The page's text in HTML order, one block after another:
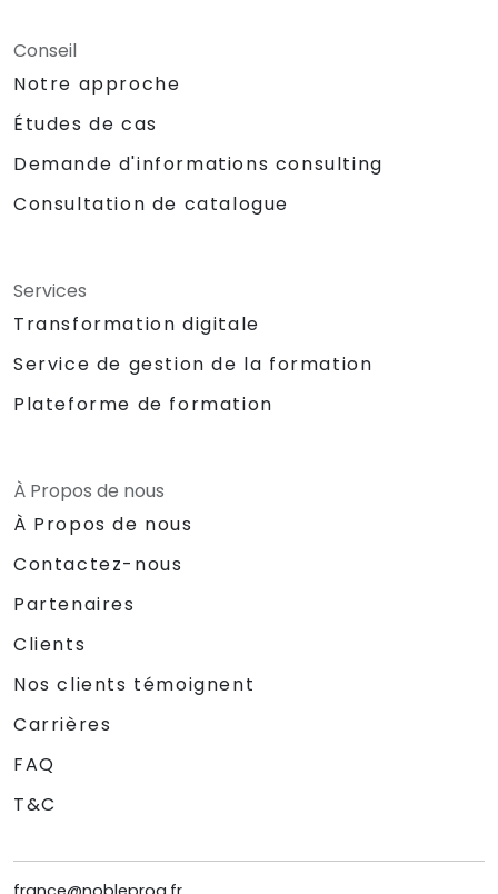
Conseil
Notre approche
Études de cas
Demande d'informations consulting
Consultation de catalogue
Services
Transformation digitale
Service de gestion de la formation
Plateforme de formation
À Propos de nous
À Propos de nous
Contactez-nous
Partenaires
Clients
Nos clients témoignent
Carrières
FAQ
T&C